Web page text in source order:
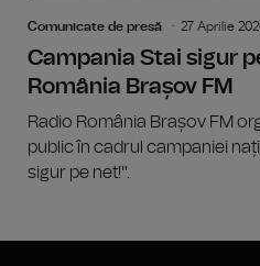
Comunicate de presă 27 Aprilie
Campania Stai sigur
România Brașov FM
Radio România Brașov FM
public în cadrul campaniei
sigur pe net!".